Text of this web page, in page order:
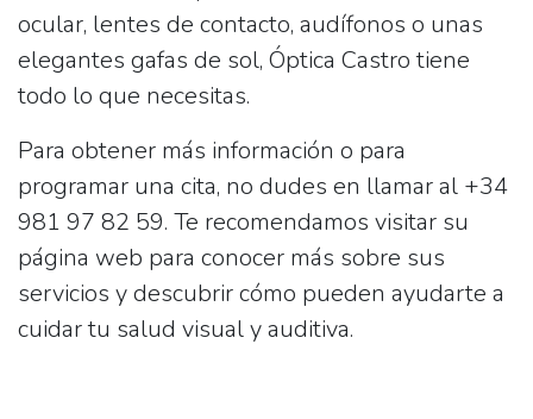
ocular, lentes de contacto, audífonos o unas
elegantes gafas de sol, Óptica Castro tiene
todo lo que necesitas.
Para obtener más información o para
programar una cita, no dudes en llamar al +34
981 97 82 59. Te recomendamos visitar su
página web para conocer más sobre sus
servicios y descubrir cómo pueden ayudarte a
cuidar tu salud visual y auditiva.